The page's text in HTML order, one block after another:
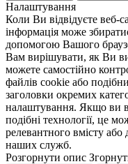
Налаштування
Коли Ви відвідуєте веб-
інформація може
допомогою Вашого
Вам вирішувати, як Ви
можете самостійно
файлів cookie або
заголовки окремих
налаштування. Якщо ви
подібні технології, це
релевантного вмісту
наших служб.
Розгорнути опис